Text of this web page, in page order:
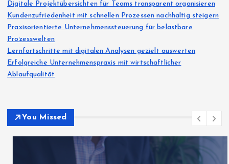
Digitale Projektübersichten für Teams transparent organisieren
Kundenzufriedenheit mit schnellen Prozessen nachhaltig steigern
Praxisorientierte Unternehmenssteuerung für belastbare
Prozesswelten
Lernfortschritte mit digitalen Analysen gezielt auswerten
Erfolgreiche Unternehmenspraxis mit wirtschaftlicher
Ablaufqualität
You Missed